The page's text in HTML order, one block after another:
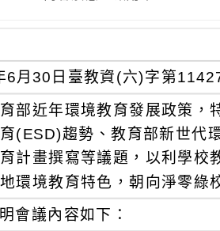
6月30日臺教資(六)字第
部近年環境教育發展政策，
(ESD)趨勢、教育部新世代
計畫撰寫等議題，以利學校
環境教育特色，朝向淨零綠
會議內容如下：